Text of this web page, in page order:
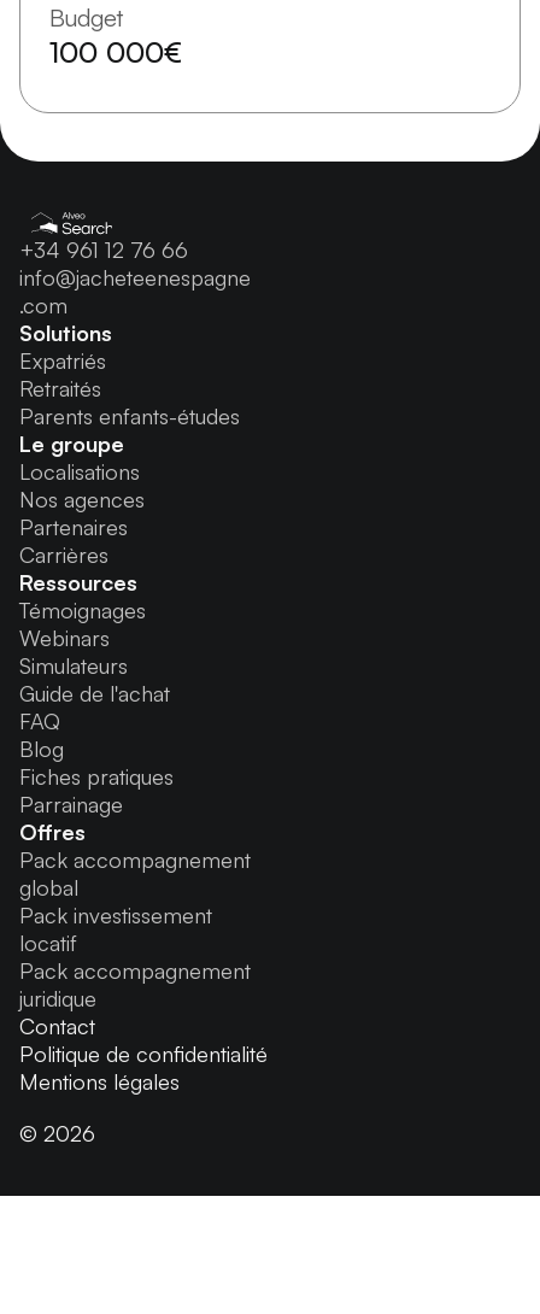
Budget
100 000€
+34 961 12 76 66
info@jacheteenespagne
.com
Solutions
Expatriés
Retraités
Parents enfants-études
Le groupe
Localisations
Nos agences
Partenaires
Carrières
Ressources
Témoignages
Webinars
Simulateurs
Guide de l'achat
FAQ
Blog
Fiches pratiques
Parrainage
Offres
Pack accompagnement
global
Pack investissement
locatif
Pack accompagnement
juridique
© 2026
Contact
Politique de confidentialité
Mentions légales